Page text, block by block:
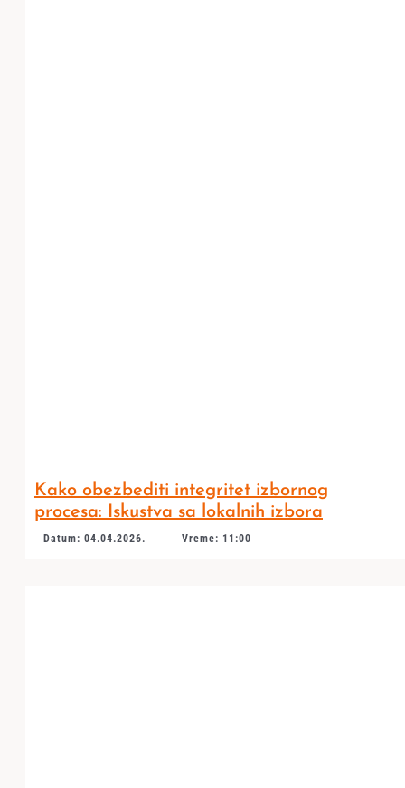
Kako obezbediti integritet izbornog
procesa: Iskustva sa lokalnih izbora
Datum: 04.04.2026. Vreme: 11:00